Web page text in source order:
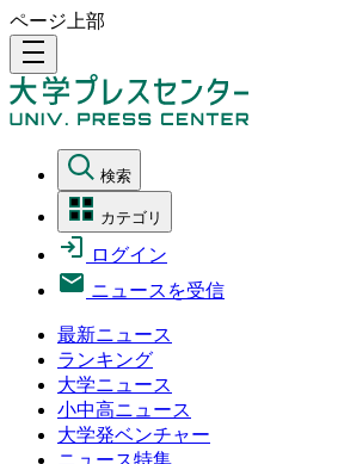
ページ上部
density_medium
検索
カテゴリ
ログイン
ニュースを受信
最新ニュース
ランキング
大学ニュース
小中高ニュース
大学発ベンチャー
ニュース特集